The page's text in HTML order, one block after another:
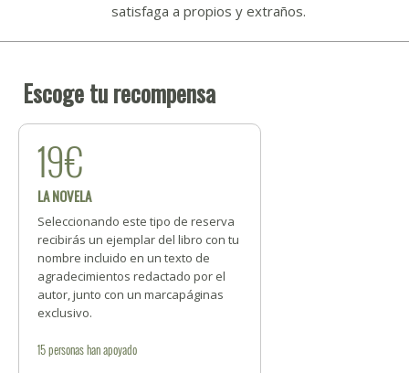
satisfaga a propios y extraños.
Escoge tu recompensa
19€
LA NOVELA
Seleccionando este tipo de reserva
recibirás un ejemplar del libro con tu
nombre incluido en un texto de
agradecimientos redactado por el
autor, junto con un marcapáginas
exclusivo.
15personashan apoyado